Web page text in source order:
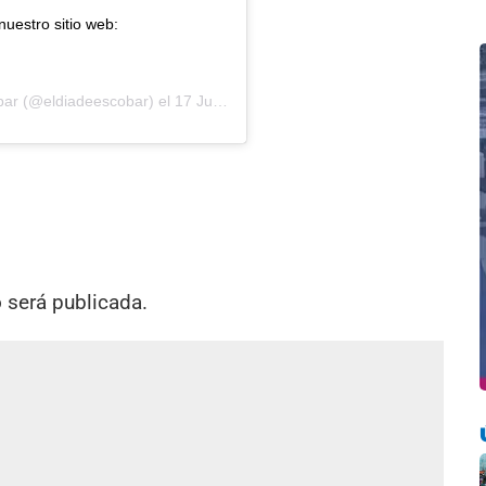
sitio web:
(@eldiadeescobar) el 17 Jun, 2020 a las 1:10 PDT
publicada.